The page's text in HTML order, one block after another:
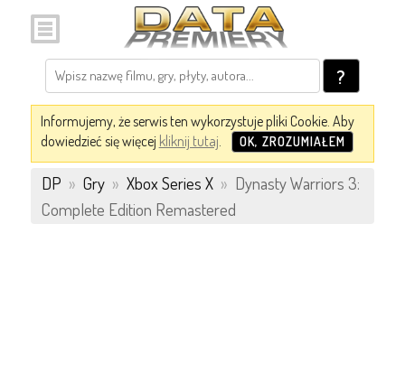
?
Informujemy, że serwis ten wykorzystuje pliki Cookie. Aby
dowiedzieć się więcej kliknij tutaj. OK, ZROZUMIAŁEM
DP » Gry » Xbox Series X » Dynasty Warriors 3:
Complete Edition Remastered